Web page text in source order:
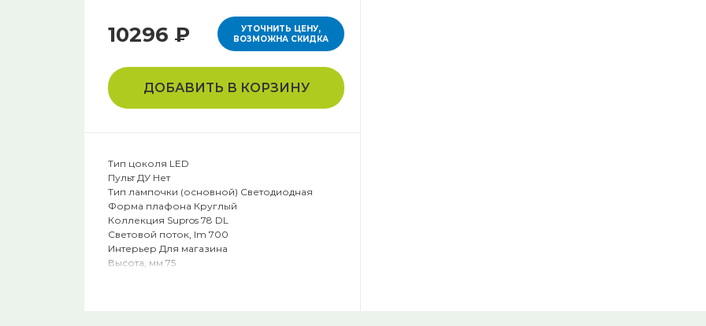
10296 ₽
УТОЧНИТЬ ЦЕНУ,
ВОЗМОЖНА СКИДКА
ДОБАВИТЬ В КОРЗИНУ
Тип цоколя LED
Пульт ДУ Нет
Тип лампочки (основной) Светодиодная
Форма плафона Круглый
Коллекция Supros 78 DL
Световой поток, lm 700
Интерьер Для магазина
Высота, мм 75